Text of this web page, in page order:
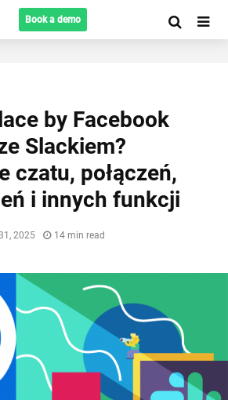
Book a demo
by Facebook
Slackiem?
czatu, połączeń,
i innych funkcji
2025 14 min read